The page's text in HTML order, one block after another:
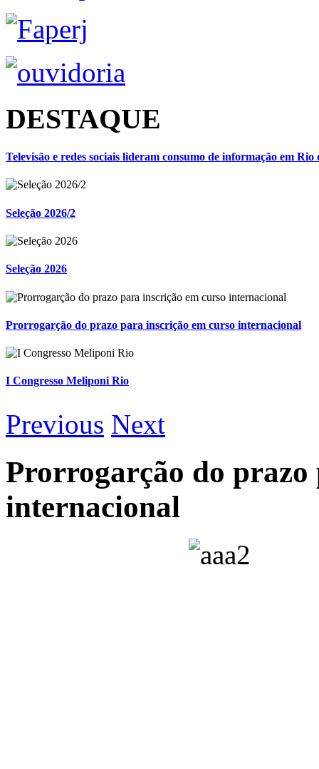
DESTAQUE
Televisão e redes sociais lideram consumo de informação em Rio
Seleção 2026/2
Seleção 2026
Prorrogarção do prazo para inscrição em curso internacional
I Congresso Meliponi Rio
Previous Next
Prorrogarção do prazo
internacional